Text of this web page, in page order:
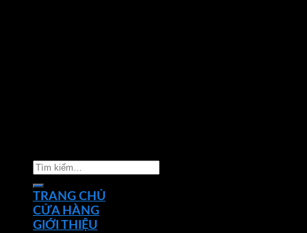
Tìm
kiếm:
TRANG CHỦ
CỬA HÀNG
GIỚI THIỆU